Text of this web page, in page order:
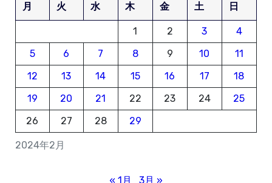
2024年2月
月 火 水 木 金 土 日
1 2 3
4
5
6 7 8 9 10
11
12
13 14 15 16 17
18
19
20 21 22 23 24
25
26
27 28 29
« 1月 3月 »